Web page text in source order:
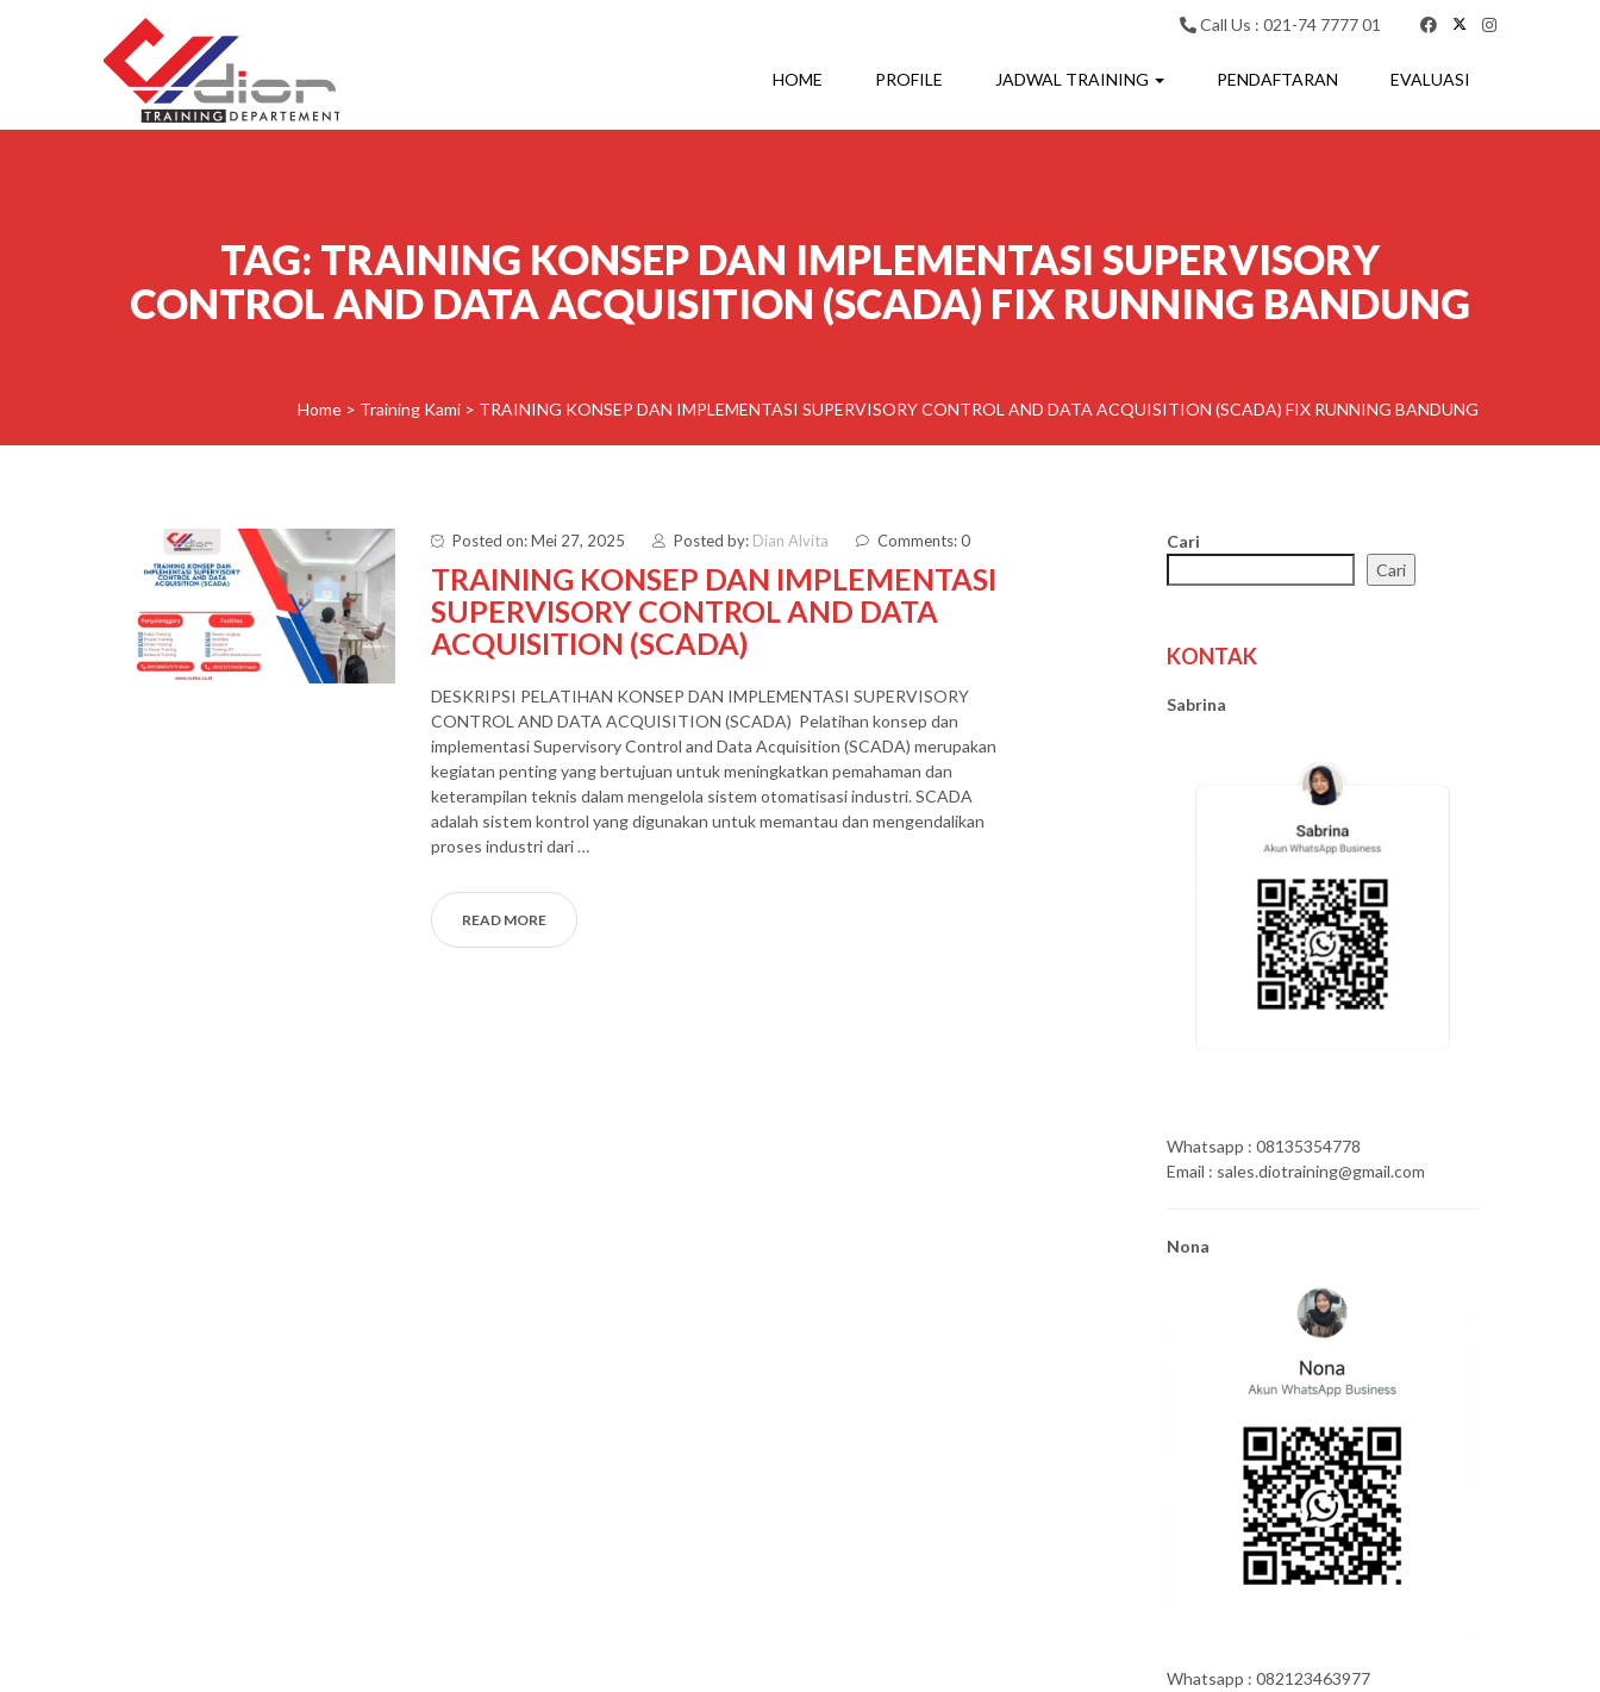
Call Us : 021-74 7777 01
HOME PROFILE JADWAL TRAINING PENDAFTARAN EVALUASI
TAG: TRAINING KONSEP DAN IMPLEMENTASI SUPERVISORY
CONTROL AND DATA ACQUISITION (SCADA) FIX RUNNING BANDUNG
Home > Training Kami > TRAINING KONSEP DAN IMPLEMENTASI SUPERVISORY CONTROL AND DATA ACQUISITION (SCADA) FIX RUNNING BANDUNG
Posted on: Mei 27, 2025 Posted by: Dian Alvita Comments: 0
TRAINING KONSEP DAN IMPLEMENTASI
SUPERVISORY CONTROL AND DATA
ACQUISITION (SCADA)
DESKRIPSI PELATIHAN KONSEP DAN IMPLEMENTASI SUPERVISORY
CONTROL AND DATA ACQUISITION (SCADA) Pelatihan konsep dan
implementasi Supervisory Control and Data Acquisition (SCADA) merupakan
kegiatan penting yang bertujuan untuk meningkatkan pemahaman dan
keterampilan teknis dalam mengelola sistem otomatisasi industri. SCADA
adalah sistem kontrol yang digunakan untuk memantau dan mengendalikan
proses industri dari …
READ MORE
Cari
Cari
KONTAK
Sabrina
Whatsapp : 08135354778
Email : sales.diotraining@gmail.com
Nona
Whatsapp : 082123463977